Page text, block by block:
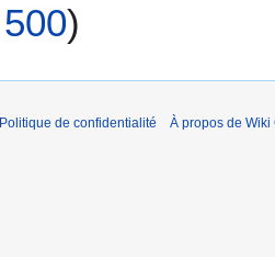
500)
Politique de confidentialité À propos de Wiki